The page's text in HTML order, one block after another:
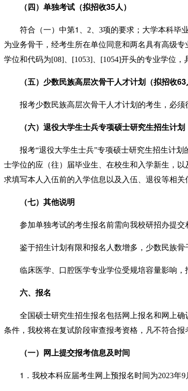
（四）单独考试（拟招收35人 ）
符合（一）中第1 2 3项的要求； 大学本科毕
为业务骨干，经考生所在单位同意和两名具有高级
学位和代码为[08] [1053] [1054]开头的专业学位
（五）少数民族高层次骨干人才计划（拟招收63
报考少数民族高层次骨干人才计划的考生，必须
（六）退役大学生士兵专项硕士研究生招生计划
报考“退役大学生士兵”专项硕士研究生招生计划
士学位的应（往）届毕业生、在校生和入学新生，
求填写本人入伍前的入学信息以及入伍、退役等相关
（七）其他说明
参加单独考试的考生报名前需向我校研招办提
鉴于招生计划有限和报名人数增多，少数民族
临床医学、口腔医学专业学位受规培容量影响
六、报名
全国硕士研究生招生报名包括网上报名和网上确
条件， 我校将在复试阶段审查报考资格，凡不符合报
（一）网上提交报考信息及时间
1 ． 我校本科应届考生网上预报名时间为2023年9